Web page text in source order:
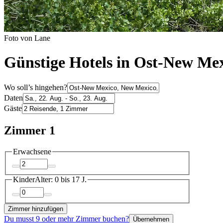
Foto von Lane
Günstige Hotels in Ost-New
Wo soll’s hingehen?
Daten
Gäste
Zimmer 1
Erwachsene
KinderAlter: 0 bis 17 J.
Zimmer hinzufügen
Du musst 9 oder mehr Zimmer buchen? Übernehmen